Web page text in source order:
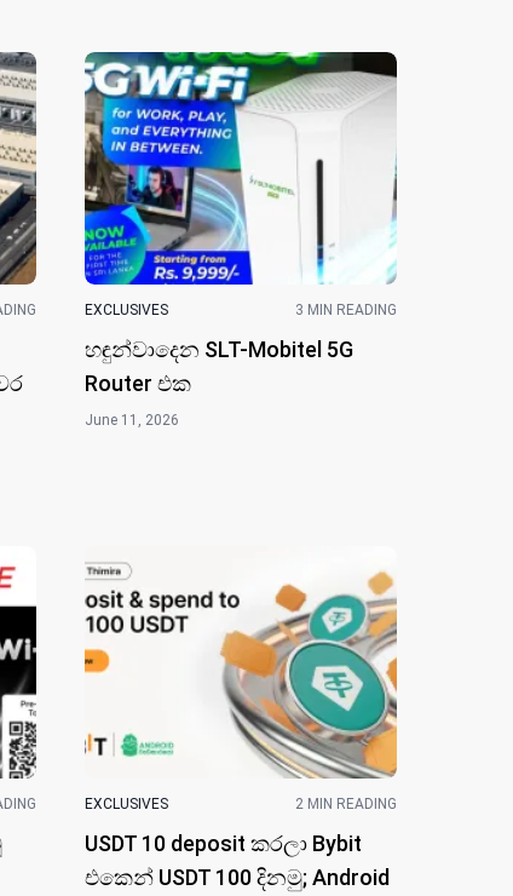
EXCLUSIVES 3 MIN READING
හඳුන්වාදෙන SLT-Mobitel 5G
Router එක
June 11, 2026
EXCLUSIVES 2 MIN READING
USDT 10 deposit කරලා Bybit
එකෙන් USDT 100 දිනමු; Android